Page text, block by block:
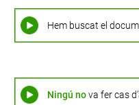
Hem buscat el
Ningú nova fer cas